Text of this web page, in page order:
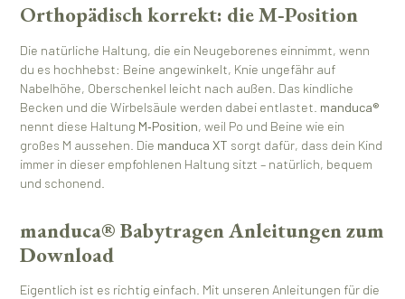
Orthopädisch korrekt: die M‑Position
Die natürliche Haltung, die ein Neugeborenes einnimmt, wenn
du es hochhebst: Beine angewinkelt, Knie ungefähr auf
Nabelhöhe, Oberschenkel leicht nach außen. Das kindliche
Becken und die Wirbelsäule werden dabei entlastet. manduca®
nennt diese Haltung M‑Position, weil Po und Beine wie ein
großes M aussehen. Die manduca XT sorgt dafür, dass dein Kind
immer in dieser empfohlenen Haltung sitzt – natürlich, bequem
und schonend.
manduca® Babytragen Anleitungen zum
Download
Eigentlich ist es richtig einfach. Mit unseren Anleitungen für die